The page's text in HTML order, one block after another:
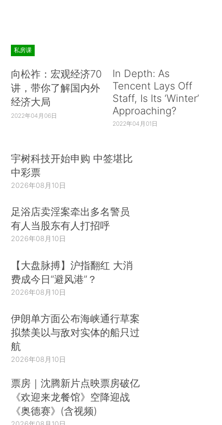
私房课
向松祚：宏观经济70
讲，带你了解国内外
经济大局
2022年04月06日
In Depth: As
Tencent Lays Off
Staff, Is Its ‘Winter’
Approaching?
2022年04月01日
宇树科技开始申购 中签堪比
中彩票
2026年08月10日
足浴店卖淫案牵出多名警员
有人当股东有人打招呼
2026年08月10日
【大盘脉搏】沪指翻红 大消
费成今日“避风港”？
2026年08月10日
伊朗单方面公布海峡通行草案
拟禁美以与敌对实体的船只过
航
2026年08月10日
票房｜沈腾新片点映票房破亿
《欢迎来龙餐馆》空降迎战
《奥德赛》(含视频)